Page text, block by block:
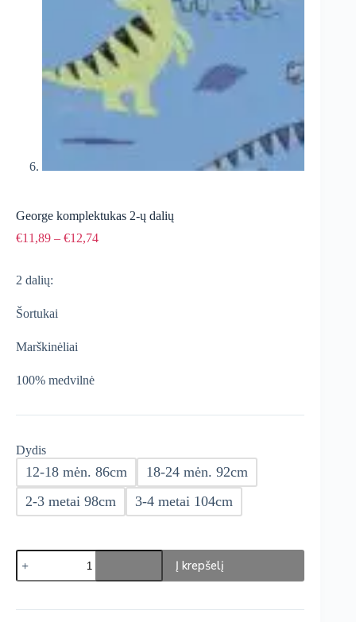
George komplektukas 2-ų dalių
€11,89 – €12,74Price
2 dalių:
Šortukai
Marškinėliai
100% medvilnė
Dydis
12-18 mėn. 86cm
18-24 mėn. 92cm
2-3 metai 98cm
3-4 metai 104cm
produkto
kiekis:
George
2-
Į krepšelį